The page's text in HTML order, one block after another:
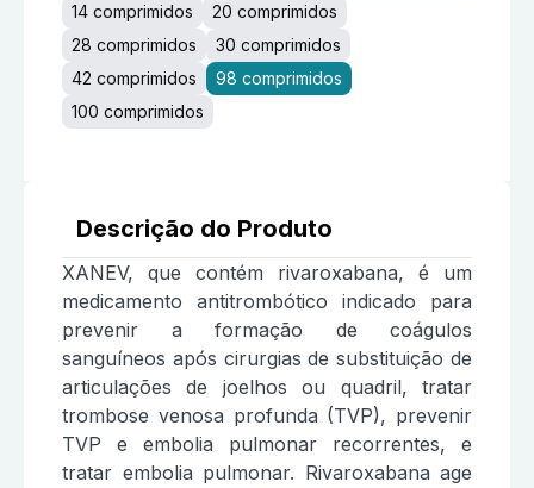
14 comprimidos
20 comprimidos
28 comprimidos
30 comprimidos
42 comprimidos
98 comprimidos
100 comprimidos
Descrição do Produto
XANEV, que contém rivaroxabana, é um
medicamento antitrombótico indicado para
prevenir a formação de coágulos
sanguíneos após cirurgias de substituição de
articulações de joelhos ou quadril, tratar
trombose venosa profunda (TVP), prevenir
TVP e embolia pulmonar recorrentes, e
tratar embolia pulmonar. Rivaroxabana age